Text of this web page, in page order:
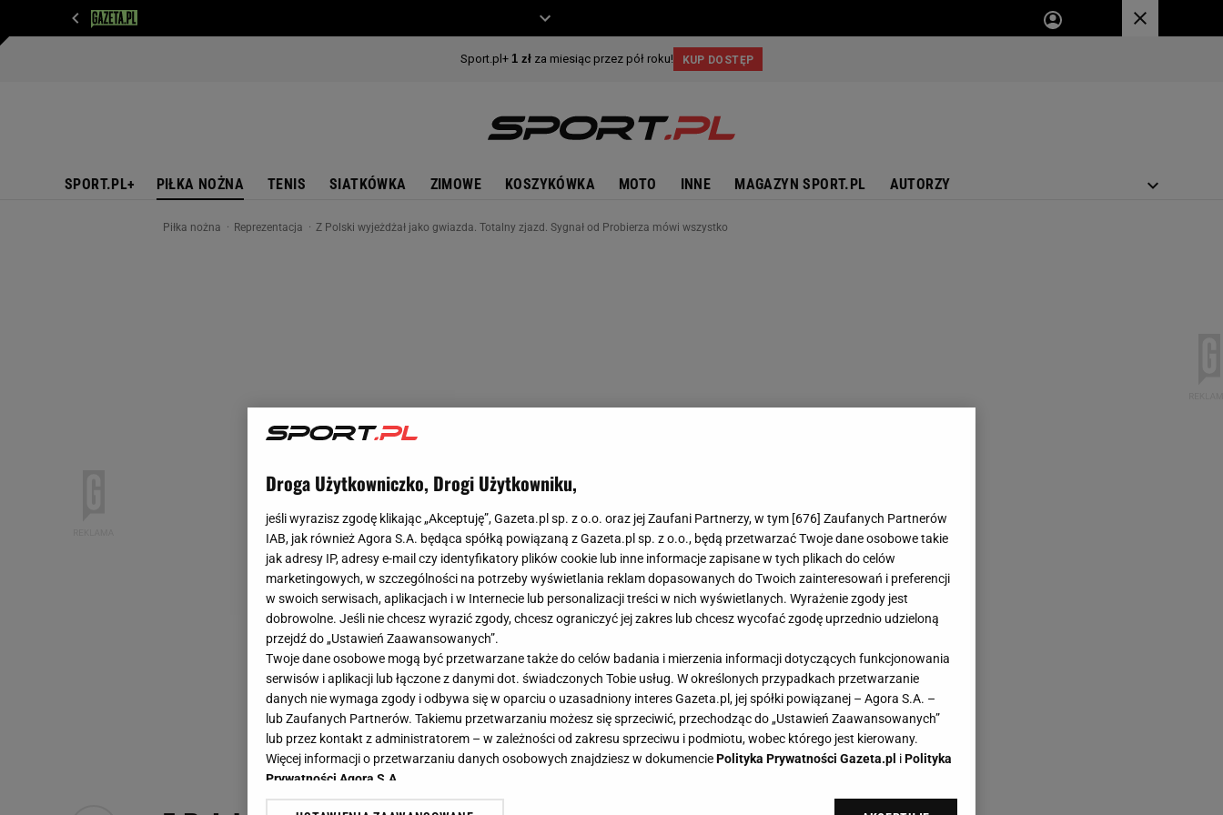
SPORT.PL+ PIŁKA NOŻNA TENIS SIATKÓWKA ZIMOWE KOSZYKÓWKA MOTO INNE MAGAZYN SPORT.PL AUTORZY
Piłka nożna Reprezentacja Z Polski wyjeżdżał jako gwiazda. Totalny zjazd. Sygnał od Probierza mówi wszystko
Droga Użytkowniczko, Drogi Użytkowniku,
jeśli wyrazisz zgodę klikając „Akceptuję”, Gazeta.pl sp. z o.o. oraz jej Zaufani Partnerzy, w tym [676] Zaufanych Partnerów
IAB, jak również Agora S.A. będąca spółką powiązaną z Gazeta.pl sp. z o.o., będą przetwarzać Twoje dane osobowe takie
jak adresy IP, adresy e-mail czy identyfikatory plików cookie lub inne informacje zapisane w tych plikach do celów
marketingowych, w szczególności na potrzeby wyświetlania reklam dopasowanych do Twoich zainteresowań i preferencji
w swoich serwisach, aplikacjach i w Internecie lub personalizacji treści w nich wyświetlanych. Wyrażenie zgody jest
dobrowolne. Jeśli nie chcesz wyrazić zgody, chcesz ograniczyć jej zakres lub chcesz wycofać zgodę uprzednio udzieloną
przejdź do „Ustawień Zaawansowanych”.
Twoje dane osobowe mogą być przetwarzane także do celów badania i mierzenia informacji dotyczących funkcjonowania
serwisów i aplikacji lub łączone z danymi dot. świadczonych Tobie usług. W określonych przypadkach przetwarzanie
danych nie wymaga zgody i odbywa się w oparciu o uzasadniony interes Gazeta.pl, jej spółki powiązanej – Agora S.A. –
lub Zaufanych Partnerów. Takiemu przetwarzaniu możesz się sprzeciwić, przechodząc do „Ustawień Zaawansowanych”
lub przez kontakt z administratorem – w zależności od zakresu sprzeciwu i podmiotu, wobec którego jest kierowany.
Więcej informacji o przetwarzaniu danych osobowych znajdziesz w dokumenciePolityka Prywatności Gazeta.pl iPolityka
Prywatności Agora S.A.